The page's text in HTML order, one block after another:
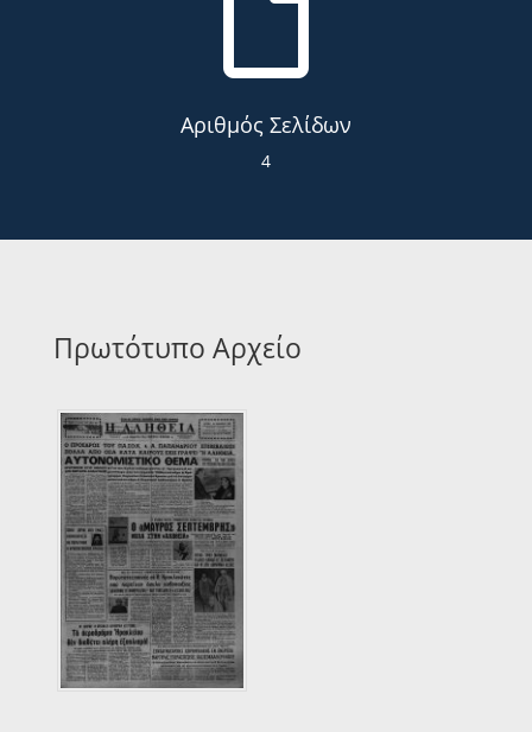
Αριθμός Σελίδων
4
Πρωτότυπο Αρχείο